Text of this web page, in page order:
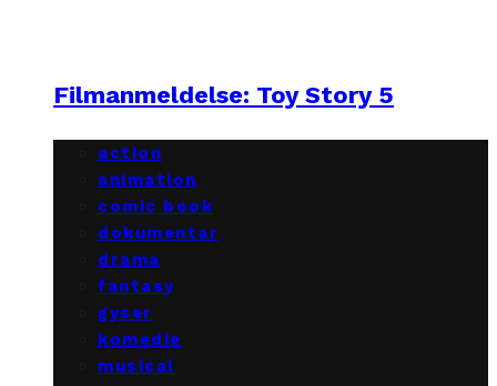
Filmanmeldelse: Toy Story 5
action
animation
comic book
dokumentar
drama
fantasy
gyser
komedie
musical